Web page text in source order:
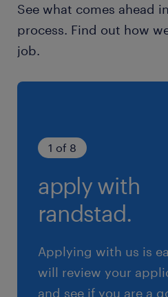
シフト制
週休2日・シフト制
就業時間
残業
基本なし
※規定あり
See what comes ahead
process. Find out how
job.
1 of 8
apply with
randstad.
Applying with us is
will review your
and see if you are a